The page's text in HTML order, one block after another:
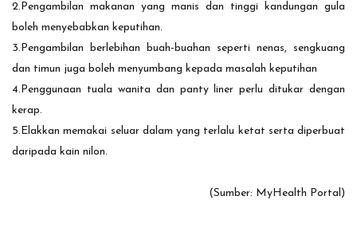
2.Pengambilan makanan yang manis dan tinggi kandungan gula
boleh menyebabkan keputihan.
3.Pengambilan berlebihan buah-buahan seperti nenas, sengkuang
dan timun juga boleh menyumbang kepada masalah keputihan
4.Penggunaan tuala wanita dan panty liner perlu ditukar dengan
kerap.
5.Elakkan memakai seluar dalam yang terlalu ketat serta diperbuat
daripada kain nilon.
(Sumber: MyHealth Portal)